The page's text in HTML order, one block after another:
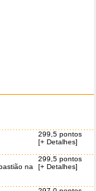
299,5 pontos
[+ Detalhes]
na
299,5 pontos
[+ Detalhes]